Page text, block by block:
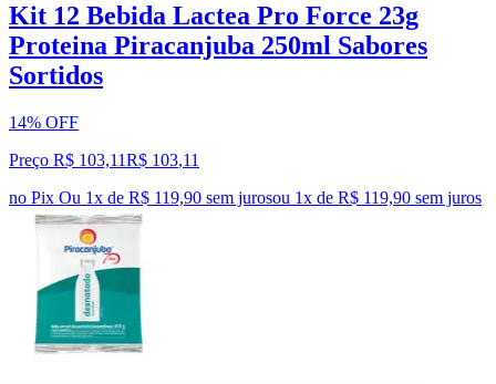
Kit 12 Bebida Lactea Pro Force 23g
Proteina Piracanjuba 250ml Sabores
Sortidos
14% OFF
Preço R$ 103,11R$ 103,11
no Pix Ou 1x de R$ 119,90 sem jurosou 1x de R$ 119,90 sem juros